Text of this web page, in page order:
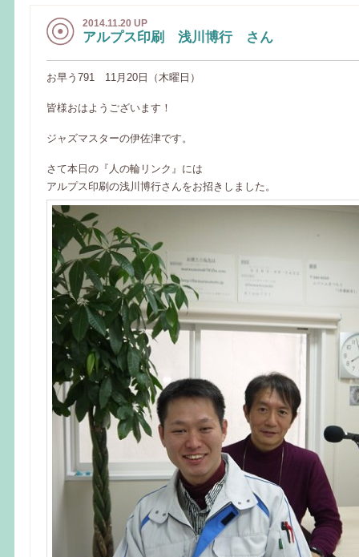
2014.11.20 UP
アルプス印刷 浅川博行 さん
お早う791 11月20日（木曜日）
皆様おはようございます！
ジャズマスターの伊佐津です。
さて本日の『人の輪リンク』には
アルプス印刷の浅川博行さんをお招きしました。